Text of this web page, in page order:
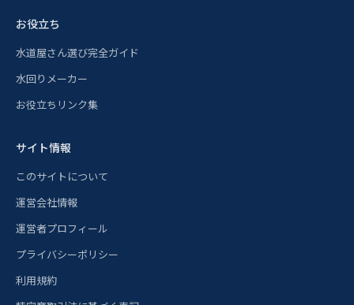
お役立ち
水道屋さん選び完全ガイド
水回りメーカー
お役立ちリンク集
サイト情報
このサイトについて
運営会社情報
運営者プロフィール
プライバシーポリシー
利用規約